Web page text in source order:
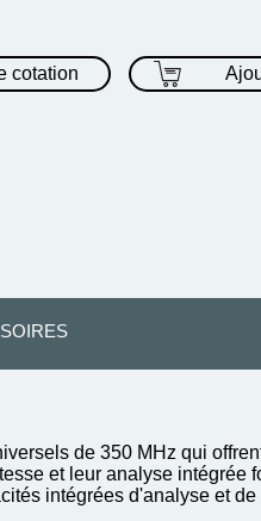
cotation
de 350 MHz qui
et leur analyse intégrée
intégrées d'analyse et